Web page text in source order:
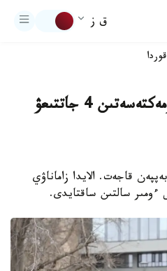
ق ز
4 جاتتىعۋ
قاجەت. الايدا زاماناۋي
ءومىر سالتىن ساقتايدى.